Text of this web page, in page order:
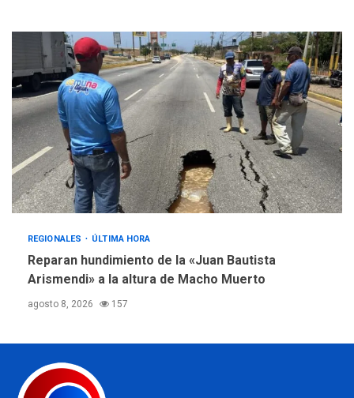
REGIONALES ÚLTIMA HORA
Reparan hundimiento de la «Juan Bautista
Arismendi» a la altura de Macho Muerto
agosto 8, 2026 157